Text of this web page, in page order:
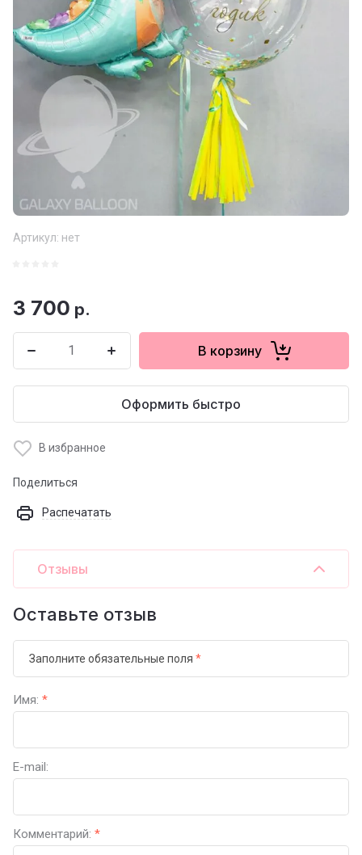
Артикул: нет
3 700 р.
В корзину
Оформить быстро
В избранное
Поделиться
Распечатать
Отзывы
Оставьте отзыв
Заполните обязательные поля *
Имя: *
E-mail:
Комментарий: *